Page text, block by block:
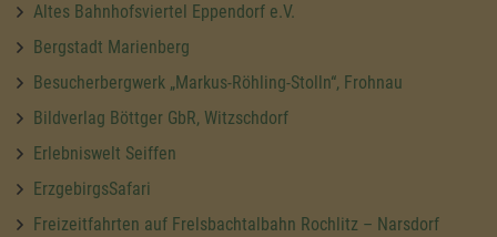
Altes Bahnhofsviertel Eppendorf e.V.
Bergstadt Marienberg
Besucherbergwerk „Markus-Röhling-Stolln“, Frohnau
Bildverlag Böttger GbR, Witzschdorf
Erlebniswelt Seiffen
ErzgebirgsSafari
Freizeitfahrten auf Frelsbachtalbahn Rochlitz – Narsdorf